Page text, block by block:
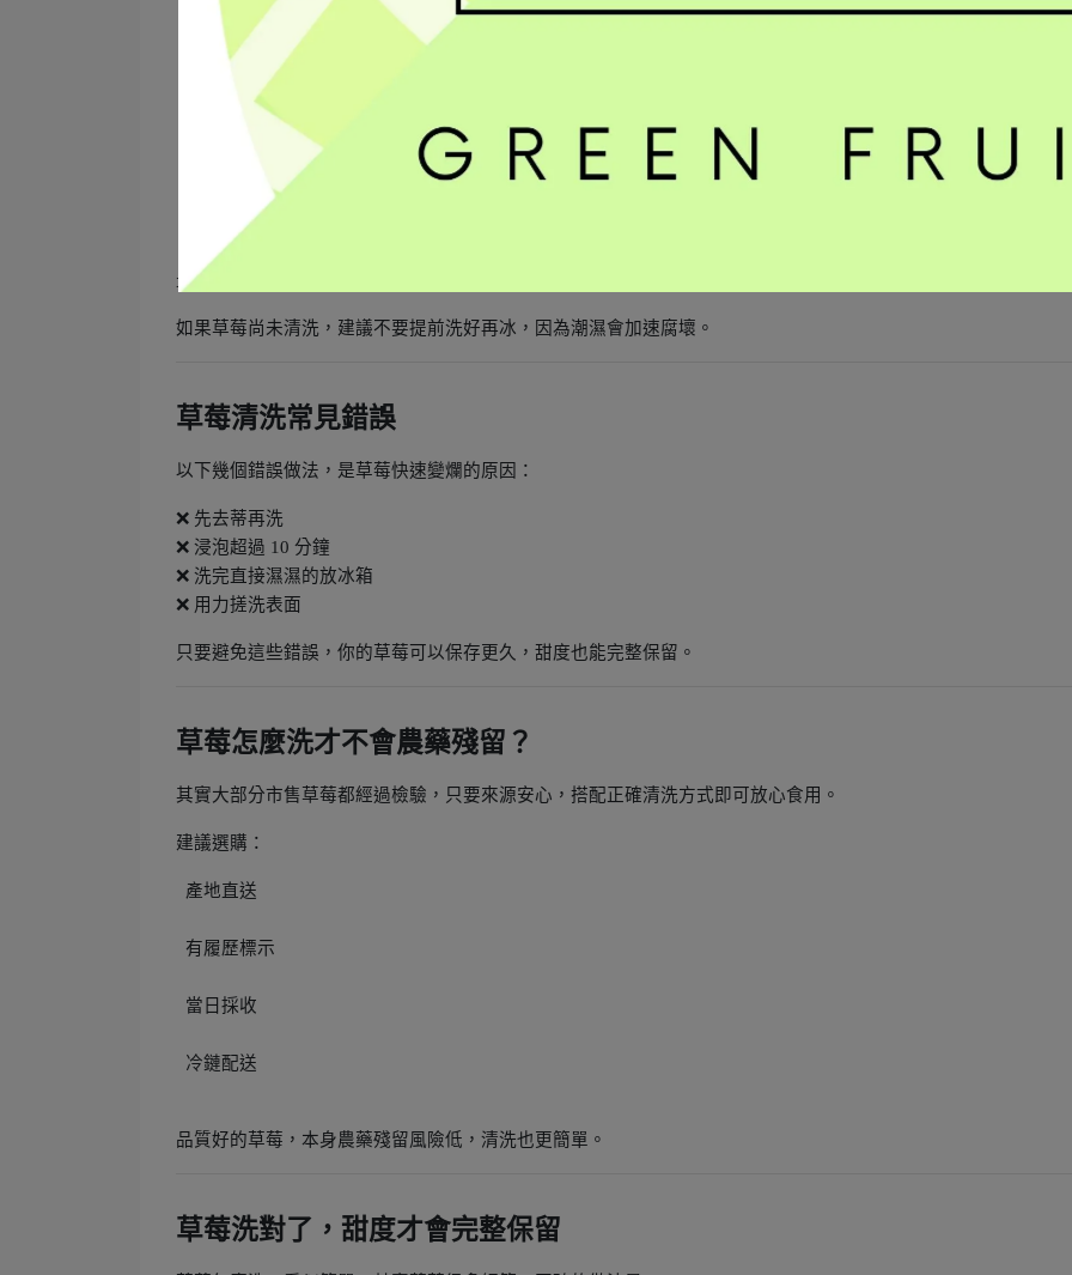
完全擦乾
放入保鮮盒
底部鋪上紙巾吸濕
冷藏保存
最佳食用時間為 1–2 天內。
如果草莓尚未清洗，建議不要提前洗好再冰，因為潮濕會加速腐壞。
草莓清洗常見錯誤
以下幾個錯誤做法，是草莓快速變爛的原因：
❌ 先去蒂再洗
❌ 浸泡超過 10 分鐘
❌ 洗完直接濕濕的放冰箱
❌ 用力搓洗表面
只要避免這些錯誤，你的草莓可以保存更久，甜度也能完整保留。
草莓怎麼洗才不會農藥殘留？
其實大部分市售草莓都經過檢驗，只要來源安心，搭配正確清洗方式即可放心食用。
建議選購：
產地直送
有履歷標示
當日採收
冷鏈配送
品質好的草莓，本身農藥殘留風險低，清洗也更簡單。
草莓洗對了，甜度才會完整保留